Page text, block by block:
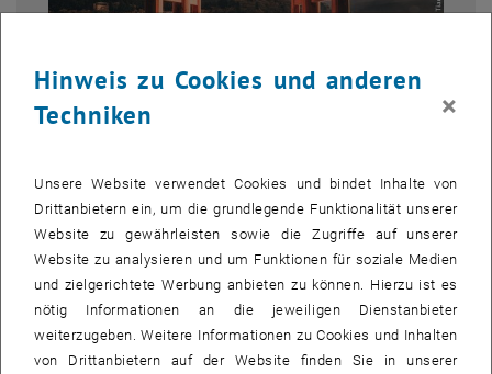
Stay in Japan
Bewerbungsleitfaden und –unterlagen unter:
www.studyinjapan.go.jp/en/smap_stopj-
applications_research.html
Hinweis zu Cookies und anderen
Techniken
×
Unsere Website verwendet Cookies und bindet Inhalte von
Drittanbietern ein, um die grundlegende Funktionalität unserer
Website zu gewährleisten sowie die Zugriffe auf unserer
Website zu analysieren und um Funktionen für soziale Medien
und zielgerichtete Werbung anbieten zu können. Hierzu ist es
nötig Informationen an die jeweiligen Dienstanbieter
weiterzugeben. Weitere Informationen zu Cookies und Inhalten
von Drittanbietern auf der Website finden Sie in unserer